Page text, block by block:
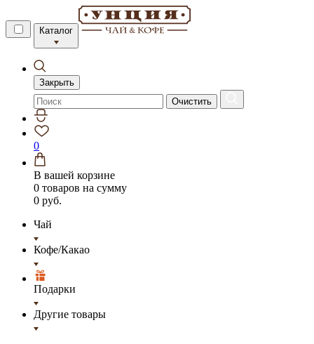
Каталог
Закрыть
Очистить
0
В вашей корзине
0 товаров на сумму
0 руб.
Чай
Кофе/Какао
Подарки
Другие товары